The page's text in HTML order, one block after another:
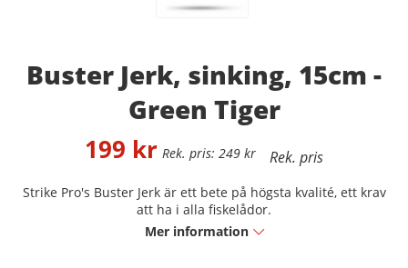
Buster Jerk, sinking, 15cm -
Green Tiger
249 kr
199 kr
Strike Pro's Buster Jerk är ett bete på högsta kvalité, ett krav
att ha i alla fiskelådor.
Mer information